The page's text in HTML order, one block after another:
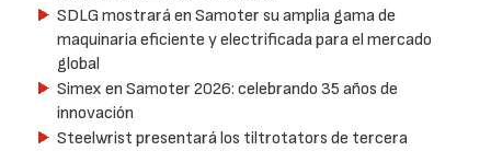
SDLG mostrará en Samoter su amplia gama de
maquinaria eficiente y electrificada para el mercado
global
Simex en Samoter 2026: celebrando 35 años de
innovación
Steelwrist presentará los tiltrotators de tercera